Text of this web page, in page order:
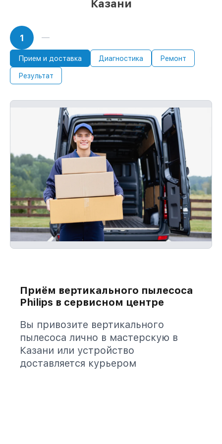
Казани
1
Прием и доставка Диагностика Ремонт
Результат
Приём вертикального пылесоса
Philips в сервисном центре
Вы привозите вертикального
пылесоса лично в мастерскую в
Казани или устройство
доставляется курьером